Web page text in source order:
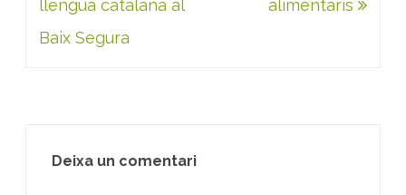
llengua catalana al
Baix Segura
alimentaris
Deixa un comentari